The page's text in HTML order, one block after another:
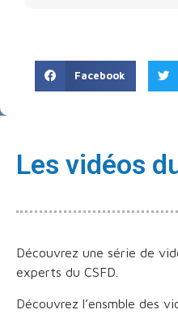
Facebook
Les vidéos
Découvrez une série de
experts du CSFD.
Découvrez l’ensmble des